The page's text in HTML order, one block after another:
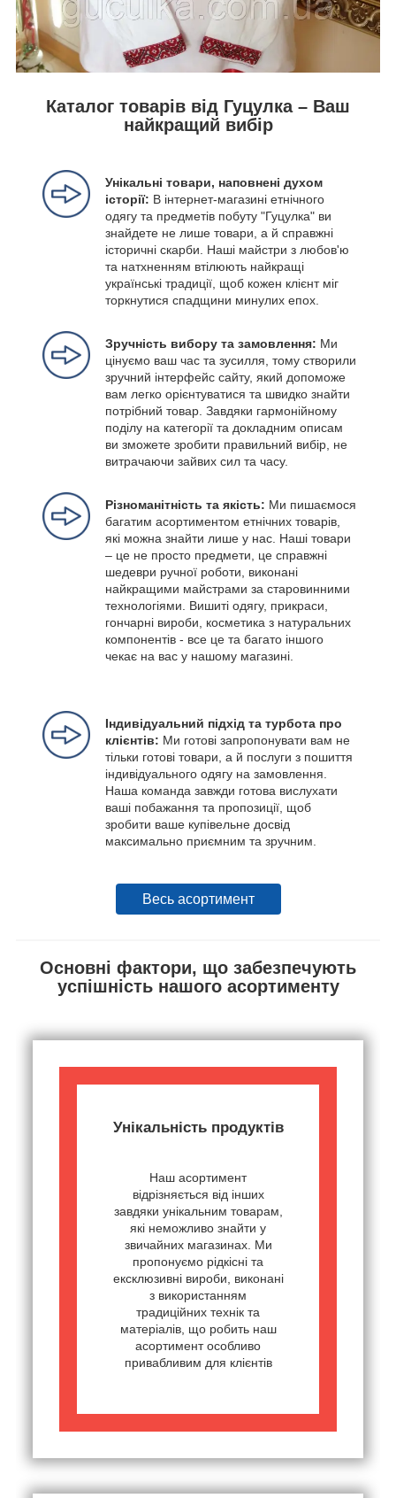
Каталог товарів від Гуцулка – Ваш
найкращий вибір
Унікальні товари, наповнені духом
історії: В інтернет-магазині етнічного
одягу та предметів побуту "Гуцулка" ви
знайдете не лише товари, а й справжні
історичні скарби. Наші майстри з любов'ю
та натхненням втілюють найкращі
українські традиції, щоб кожен клієнт міг
торкнутися спадщини минулих епох.
Зручність вибору та замовлення: Ми
цінуємо ваш час та зусилля, тому створили
зручний інтерфейс сайту, який допоможе
вам легко орієнтуватися та швидко знайти
потрібний товар. Завдяки гармонійному
поділу на категорії та докладним описам
ви зможете зробити правильний вибір, не
витрачаючи зайвих сил та часу.
Різноманітність та якість: Ми пишаємося
багатим асортиментом етнічних товарів,
які можна знайти лише у нас. Наші товари
– це не просто предмети, це справжні
шедеври ручної роботи, виконані
найкращими майстрами за старовинними
технологіями. Вишиті одягу, прикраси,
гончарні вироби, косметика з натуральних
компонентів - все це та багато іншого
чекає на вас у нашому магазині.
Індивідуальний підхід та турбота про
клієнтів: Ми готові запропонувати вам не
тільки готові товари, а й послуги з пошиття
індивідуального одягу на замовлення.
Наша команда завжди готова вислухати
ваші побажання та пропозиції, щоб
зробити ваше купівельне досвід
максимально приємним та зручним.
Весь асортимент
Основні фактори, що забезпечують
успішність нашого асортименту
Унікальність продуктів
Наш асортимент
відрізняється від інших
завдяки унікальним товарам,
які неможливо знайти у
звичайних магазинах. Ми
пропонуємо рідкісні та
ексклюзивні вироби, виконані
з використанням
традиційних технік та
матеріалів, що робить наш
асортимент особливо
привабливим для клієнтів